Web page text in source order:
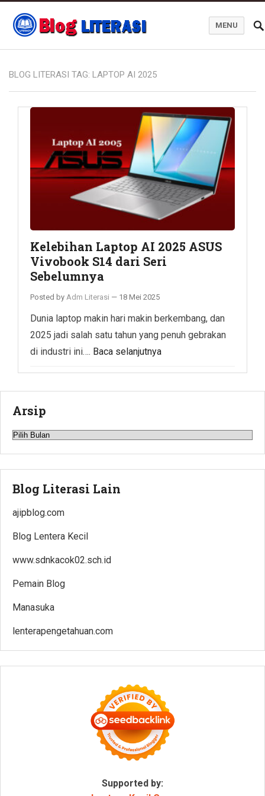
MENU
BLOG LITERASI TAG: LAPTOP AI 2025
Kelebihan Laptop AI 2025 ASUS
Vivobook S14 dari Seri
Sebelumnya
Posted by Adm Literasi — 18 Mei 2025
Dunia laptop makin hari makin berkembang, dan
2025 jadi salah satu tahun yang penuh gebrakan
di industri ini…. Baca selanjutnya
Arsip
Arsip
Blog Literasi Lain
ajipblog.com
Blog Lentera Kecil
www.sdnkacok02.sch.id
Pemain Blog
Manasuka
lenterapengetahuan.com
Supported by: